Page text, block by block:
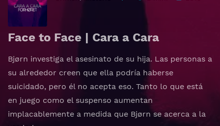
Face to Face | Cara a Cara
Bjørn investiga el asesinato de su hija. Las personas a
su alrededor creen que ella podría haberse
suicidado, pero él no acepta eso. Tanto lo que está
en juego como el suspenso aumentan
implacablemente a medida que Bjørn se acerca a la